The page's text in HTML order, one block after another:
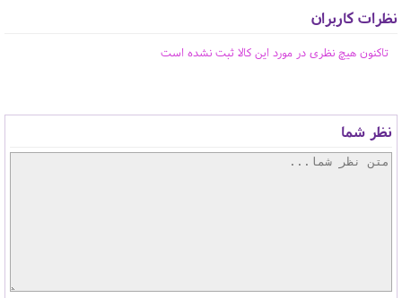
نظرات کاربران
تاکنون هیچ نظری در مورد این کالا ثبت نشده است
نظر شما